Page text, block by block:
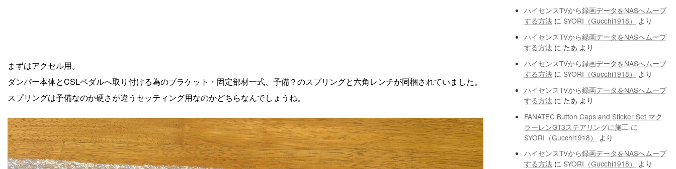
まずはアクセル用。
ダンパー本体とCSLペダルへ取り付ける為のブラケット・固定部材一式、予備？のスプリングと六角レンチが同梱されていました。
スプリングは予備なのか硬さが違うセッティング用なのかどちらなんでしょうね。
ハイセンスTVから録画データをNASへムーブ
する方法に SYORI（Gucchi1918）
より
ハイセンスTVから録画データをNASへムーブ
する方法に たあ より
ハイセンスTVから録画データをNASへムーブ
する方法に SYORI（Gucchi1918）
より
ハイセンスTVから録画データをNASへムーブ
する方法に たあ より
FANATEC Button Caps and Sticker Set マク
ラーレンGT3ステアリングに施工 に
SYORI（Gucchi1918）
より
ハイセンスTVから録画データをNASへムーブ
する方法に SYORI（Gucchi1918） より